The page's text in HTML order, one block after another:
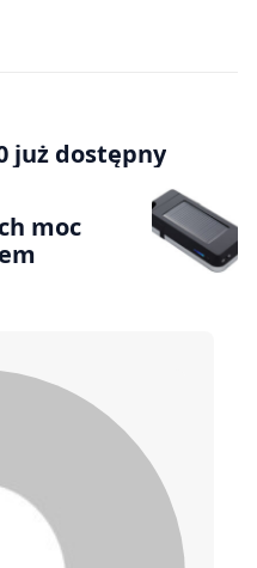
już dostępny
moc